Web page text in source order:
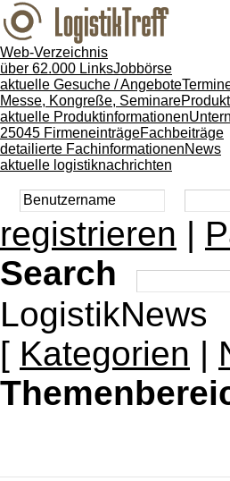
Web-Verzeichnis
über 62.000 LinksJobbörse
aktuelle Gesuche / Angebote
Messe, Kongreße, Seminare
aktuelle Produktinformationen
25045 FirmeneinträgeFachbeiträge
detailierte FachinformationenNews
aktuelle logistiknachrichten
registrieren |
Search
LogistikNews
[ Kategorien |